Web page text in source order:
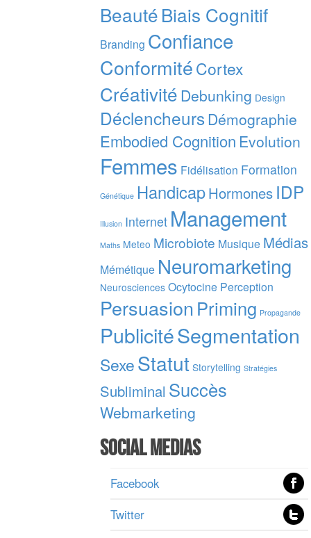
BeautéBiais Cognitif
Branding Confiance
ConformitéCortex
Créativité Debunking Design
Déclencheurs Démographie
Embodied Cognition Evolution
Femmes Fidélisation Formation
Génétique HandicapHormones IDP
Illusion Internet Management
Maths Meteo Microbiote Musique Médias
Mémétique Neuromarketing
Neurosciences Ocytocine Perception
PersuasionPriming Propagande
PublicitéSegmentation
SexeStatut Storytelling Stratégies
Subliminal Succès
Webmarketing
Social Medias
Facebook
Twitter